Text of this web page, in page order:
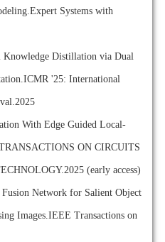
Systems with
Knowledge Distillation via Dual
'25: International
With Edge Guided Local-
ON CIRCUITS
(early access)
Network for Salient Object
Images.IEEE Transactions on